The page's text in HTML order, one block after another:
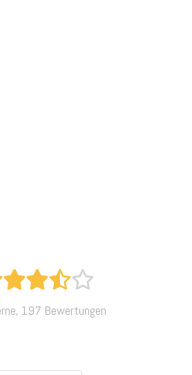
197 Bewertungen